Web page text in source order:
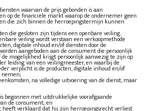
waarvan de prijs gebonden is aan
op de financiële markt waarop de ondernemer geen
die zich binnen de herroepingstermijn kunnen
die gesloten zijn tijdens een openbare veiling.
veiling wordt verstaan een verkoopmethode
digitale inhoud en/of diensten door de
aangeboden aan de consument die persoonlijk
de mogelijkheid krijgt persoonlijk aanwezig te zijn op
leiding van een veilingmeester, en waarbij de
verplicht is de producten, digitale inhoud en/of
na volledige uitvoering van de dienst, maar
begonnen met uitdrukkelijke voorafgaande
de consument; en
heeft verklaard dat hij zijn herroepingsrecht verliest